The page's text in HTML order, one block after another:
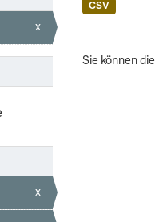
x
x
CSV
Sie können